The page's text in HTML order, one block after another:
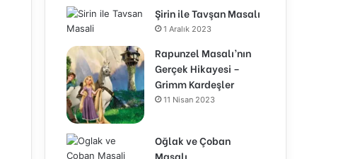
Şirin ile Tavşan Masalı
1 Aralık 2023
Rapunzel Masalı’nın
Gerçek Hikayesi –
Grimm Kardeşler
11 Nisan 2023
Oğlak ve Çoban
Masalı